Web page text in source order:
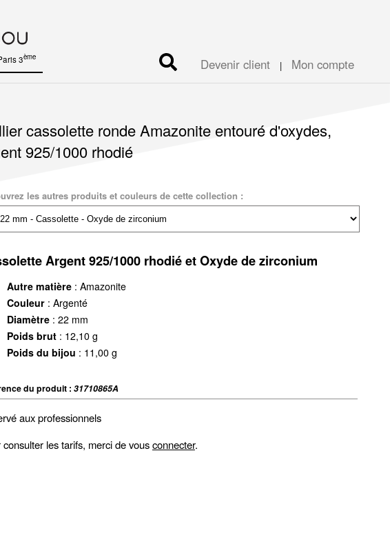
Devenir client | Mon compte
3ème
cassolette ronde Amazonite entouré d'oxydes,
925/1000 rhodié
les autres produits et couleurs de cette collection :
Argent 925/1000 rhodié et Oxyde de zirconium
Autre matière: Amazonite
Couleur: Argenté
Diamètre: 22 mm
Poids brut: 12,10 g
Poids du bijou : 11,00 g
du produit : 31710865A
aux professionnels
consulter les tarifs, merci de vousconnecter.